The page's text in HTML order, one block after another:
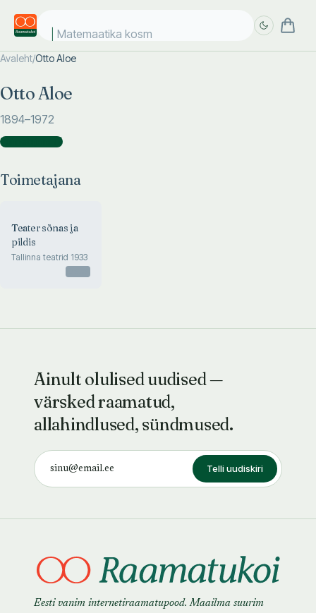
Matemaatika kosmo
Avaleht/Otto Aloe
Otto Aloe
1894–1972
Toimetajana )
Toimetajana
Teater sõnas ja
pildis
Tallinna teatrid 1933
Ainult olulised uudised —
värsked raamatud,
allahindlused, sündmused.
Telli uudiskiri
Eesti vanim internetiraamatupood. Maailma suurim